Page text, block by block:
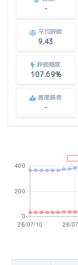
-
平均評価
9.43
評価頻度
107.69%
週間読者
-